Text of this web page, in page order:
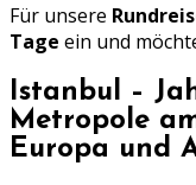
Für unsere
Tage ein und
Istanbul –
Metropole
Europa und